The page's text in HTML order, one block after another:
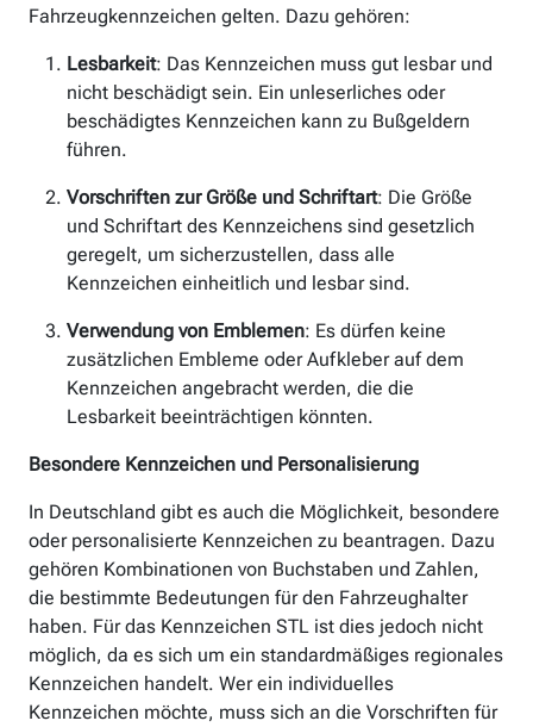
Fahrzeugkennzeichen gelten. Dazu gehören:
Lesbarkeit: Das Kennzeichen muss gut lesbar und
nicht beschädigt sein. Ein unleserliches oder
beschädigtes Kennzeichen kann zu Bußgeldern
führen.
Vorschriften zur Größe und Schriftart: Die Größe
und Schriftart des Kennzeichens sind gesetzlich
geregelt, um sicherzustellen, dass alle
Kennzeichen einheitlich und lesbar sind.
Verwendung von Emblemen: Es dürfen keine
zusätzlichen Embleme oder Aufkleber auf dem
Kennzeichen angebracht werden, die die
Lesbarkeit beeinträchtigen könnten.
Besondere Kennzeichen und Personalisierung
In Deutschland gibt es auch die Möglichkeit, besondere
oder personalisierte Kennzeichen zu beantragen. Dazu
gehören Kombinationen von Buchstaben und Zahlen,
die bestimmte Bedeutungen für den Fahrzeughalter
haben. Für das Kennzeichen STL ist dies jedoch nicht
möglich, da es sich um ein standardmäßiges regionales
Kennzeichen handelt. Wer ein individuelles
Kennzeichen möchte, muss sich an die Vorschriften für